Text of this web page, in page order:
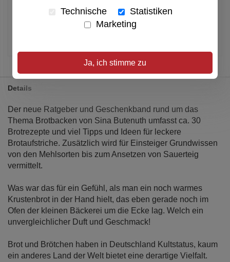
Details
Der neue Ratgeber und Geschenkband rund um das
Thema Brotbacken von Sina Butenuth umfasst ca. 30
Brotrezepte und viel Tipps und Ideen für leckere
Brotaufstriche. Zusätzlich wird für Einsteiger Grundwissen
von den Mehlsorten bis zum Ansetzen von Sauerteig
vermittelt.
Was war das für ein Gefühl, als man ein noch warmes
Krustenbrot in der Hand hielt, das eben gerade noch im
Ofen der kleinen Bäckerei um die Ecke lag. Welch ein
unvergleichlicher Duft und Geschmack!
Brot und Brötchen haben in Deutschland Kultstatus, kaum
ein anderes Land der Welt bietet eine derartige Vielfalt.
Technische
Statistiken
Marketing
Ja, ich stimme zu